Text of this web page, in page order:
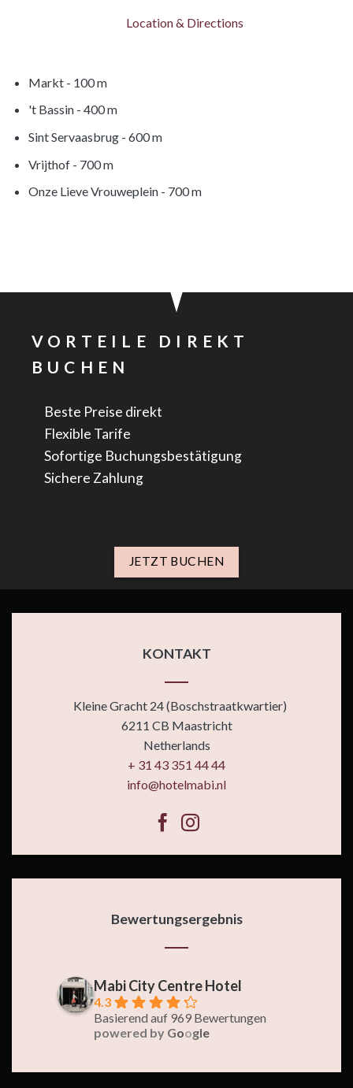
Location & Directions
Markt - 100 m
't Bassin - 400 m
Sint Servaasbrug - 600 m
Vrijthof - 700 m
Onze Lieve Vrouweplein - 700 m
VORTEILE DIREKT
BUCHEN
Beste Preise direkt
Flexible Tarife
Sofortige Buchungsbestätigung
Sichere Zahlung
JETZT BUCHEN
KONTAKT
Kleine Gracht 24 (Boschstraatkwartier)
6211 CB Maastricht
Netherlands
+ 31 43 351 44 44
info@hotelmabi.nl
Bewertungsergebnis
Mabi City Centre Hotel
4.3
Basierend auf 969 Bewertungen
powered by Google